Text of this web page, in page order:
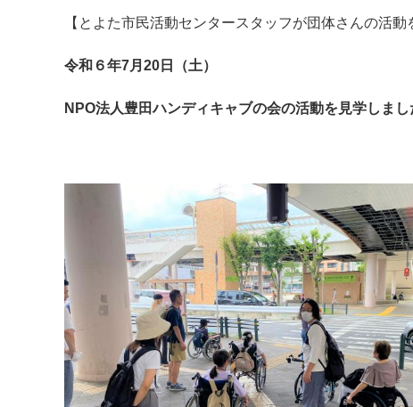
【とよた市民活動センタースタッフが団体さんの活動
令和６年7月20日（土）
NPO法人豊田ハンディキャブの会の活動を見学しまし
マイメディア検索